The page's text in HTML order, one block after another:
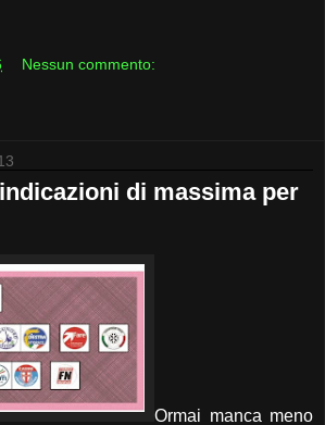
Nessun commento:
di massima per
Ormai manca meno